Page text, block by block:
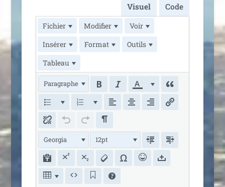
Visuel Code
Fichier Modifier
Voir
Insérer
Format
Outils
Tableau
Paragraphe
Georgia 12pt